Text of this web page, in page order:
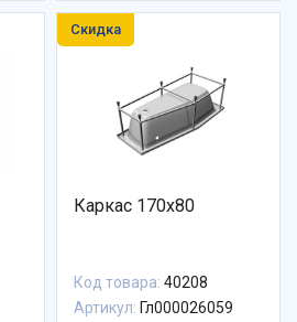
Скидка
Каркас 170х80
Код товара: 40208
Артикул: Гл000026059